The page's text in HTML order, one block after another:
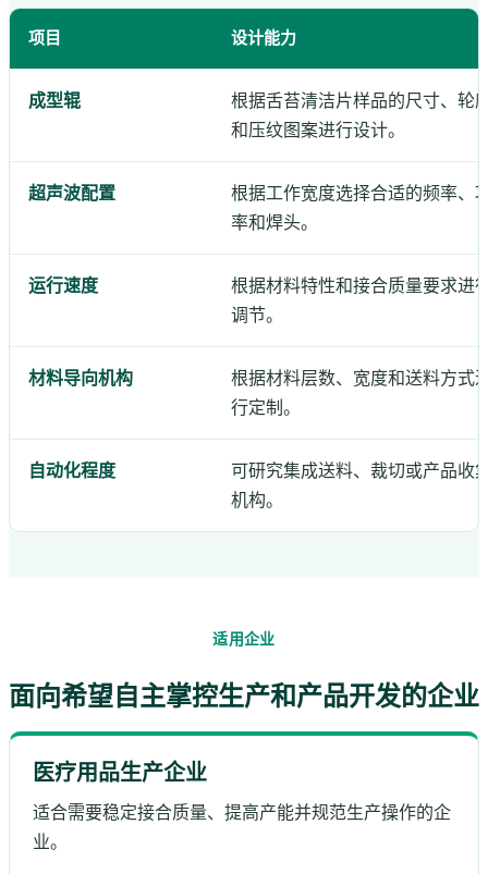
项目 设计能力
成型辊
根据舌苔清洁片样品的尺寸、轮
和压纹图案进行设计。
超声波配置
根据工作宽度选择合适的频率、
率和焊头。
运行速度
根据材料特性和接合质量要求进
调节。
材料导向机构
根据材料层数、宽度和送料方式
行定制。
自动化程度
可研究集成送料、裁切或产品收
机构。
适用企业
面向希望自主掌控生产和产品开发的企业
医疗用品生产企业
适合需要稳定接合质量、提高产能并规范生产操作的企
业。